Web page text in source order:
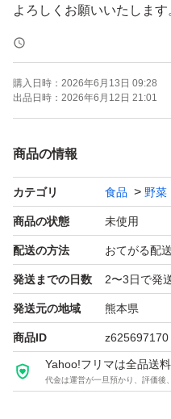
よろしくお願いいたします
購入日時： 2026年6月13日 09:28
出品日時： 2026年6月12日 21:01
商品の情報
カテゴリ 食品 野菜
商品の状態 未使用
配送の方法 おてがる配
発送までの日数 2〜3日で発
発送元の地域 熊本県
商品ID z625697170
Yahoo!フリマは全品送
代金は運営が一旦預かり、評価後